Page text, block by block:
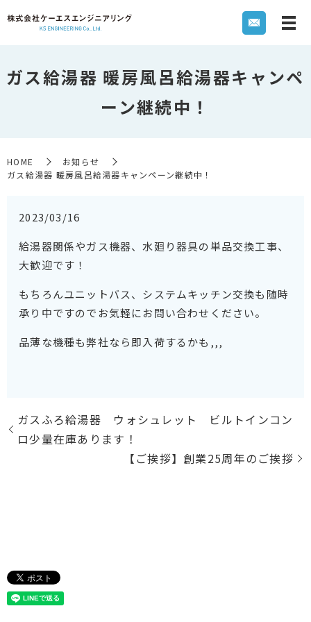
ガス給湯器 暖房風呂給湯器キャンペ
ーン継続中！
HOME
お知らせ
ガス給湯器 暖房風呂給湯器キャンペーン継続中！
2023/03/16
給湯器関係やガス機器、水廻り器具の単品交換工事、
大歓迎です！
もちろんユニットバス、システムキッチン交換も随時
承り中ですのでお気軽にお問い合わせください。
品薄な機種も弊社なら即入荷するかも,,,
ガスふろ給湯器 ウォシュレット ビルトインコン
ロ少量在庫あります！
【ご挨拶】創業25周年のご挨拶